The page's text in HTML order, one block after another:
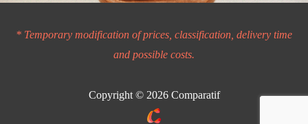
* Temporary modification of prices, classification, delivery time
and possible costs.
Copyright © 2026 Comparatif